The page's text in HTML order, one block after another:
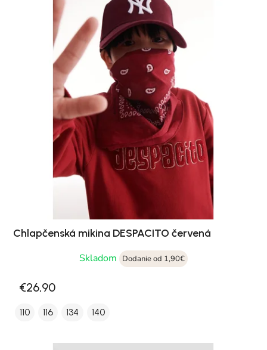
Chlapčenská mikina DESPACITO červená
Skladom
Dodanie od 1,90€
€26,90
110 116 134 140